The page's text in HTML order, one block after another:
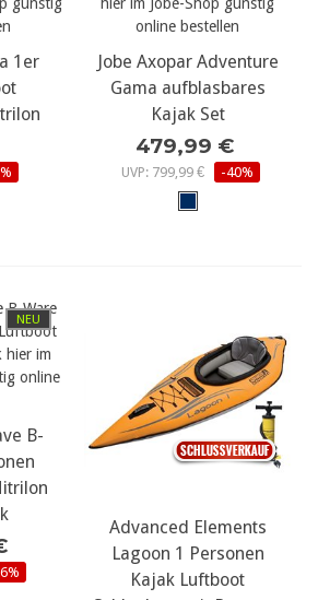
1er
Jobe Axopar Adventure
Gama aufblasbares
Kajak Set
479,99 €
UVP: 799,99 € -40%
NEU
B-
Advanced Elements
Lagoon 1 Personen
Kajak Luftboot